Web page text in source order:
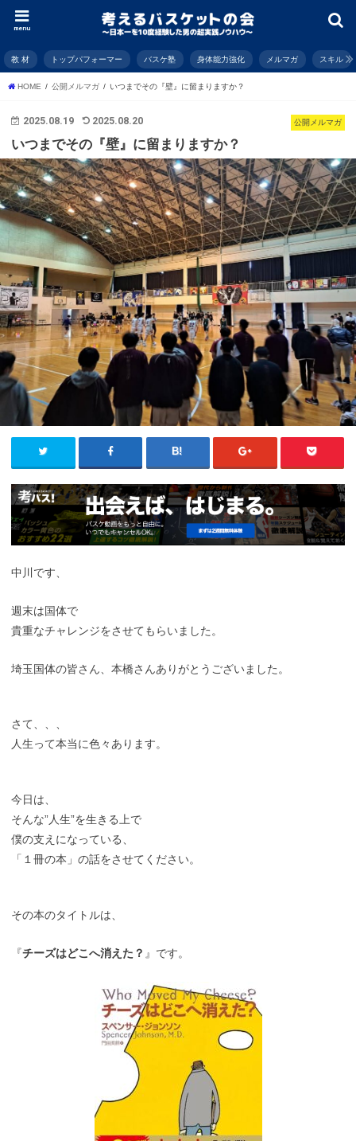
menu
教 材 トップパフォーマー バスケ塾 身体能力強化 メルマガ スキル
HOME 公開メルマガ いつまでその『壁』に留まりますか？
公開メルマガ
2025.08.19 2025.08.20
いつまでその『壁』に留まりますか？
中川です、
週末は国体で
貴重なチャレンジをさせてもらいました。
埼玉国体の皆さん、本橋さんありがとうございました。
さて、、、
人生って本当に色々あります。
今日は、
そんな”人生”を生きる上で
僕の支えになっている、
「１冊の本」の話をさせてください。
その本のタイトルは、
『チーズはどこへ消えた？ 』です。